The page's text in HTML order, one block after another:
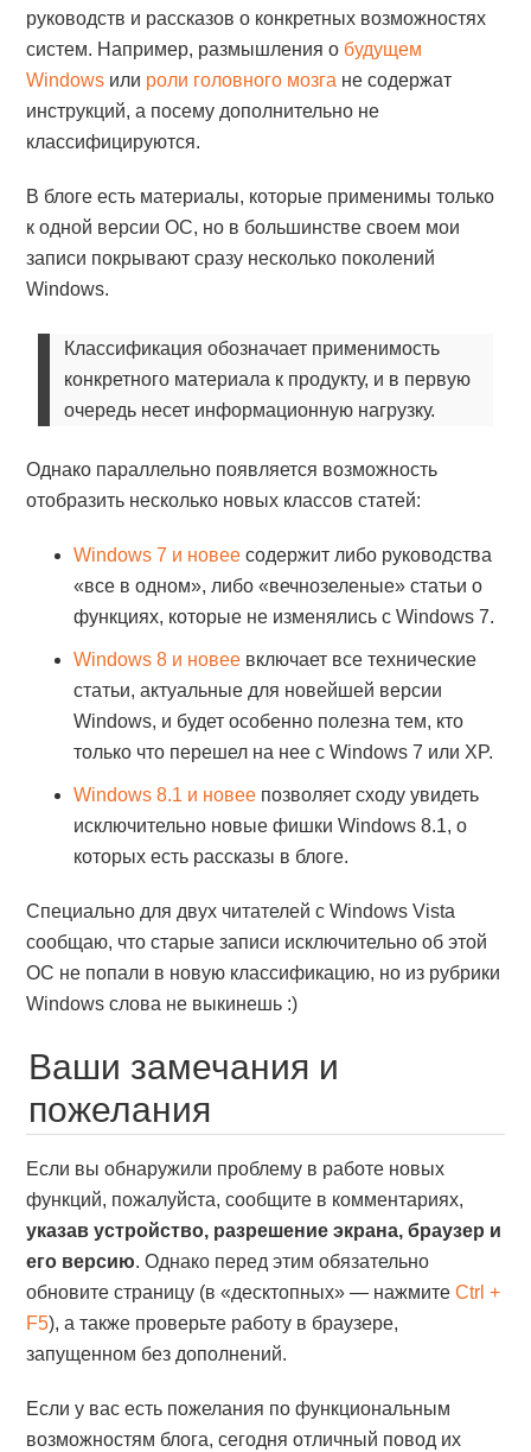
руководств и рассказов о конкретных возможностях
систем. Например, размышления о будущем
Windows или роли головного мозга не содержат
инструкций, а посему дополнительно не
классифицируются.
В блоге есть материалы, которые применимы только
к одной версии ОС, но в большинстве своем мои
записи покрывают сразу несколько поколений
Windows.
Классификация обозначает применимость
конкретного материала к продукту, и в первую
очередь несет информационную нагрузку.
Однако параллельно появляется возможность
отобразить несколько новых классов статей:
Windows 7 и новее содержит либо руководства
«все в одном», либо «вечнозеленые» статьи о
функциях, которые не изменялись с Windows 7.
Windows 8 и новее включает все технические
статьи, актуальные для новейшей версии
Windows, и будет особенно полезна тем, кто
только что перешел на нее с Windows 7 или XP.
Windows 8.1 и новее позволяет сходу увидеть
исключительно новые фишки Windows 8.1, о
которых есть рассказы в блоге.
Специально для двух читателей с Windows Vista
сообщаю, что старые записи исключительно об этой
ОС не попали в новую классификацию, но из рубрики
Windows слова не выкинешь :)
Ваши замечания и
пожелания
Если вы обнаружили проблему в работе новых
функций, пожалуйста, сообщите в комментариях,
указав устройство, разрешение экрана, браузер и
его версию. Однако перед этим обязательно
обновите страницу (в «десктопных» — нажмитеCtrl +
F5), а также проверьте работу в браузере,
запущенном без дополнений.
Если у вас есть пожелания по функциональным
возможностям блога, сегодня отличный повод их